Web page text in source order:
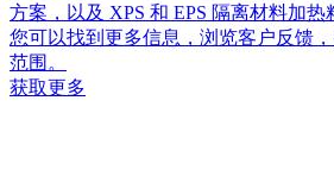
方案，以及 XPS 和 EPS 隔离材料加热
您可以找到更多信息，浏览客户反馈
范围。
获取更多